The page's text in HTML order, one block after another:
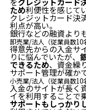
ため利便性を感じて
クレジットカード決
利点が高い。
銀行などの融資より
卸売業/法人（従業員数10
得意先からの入金サ
りに悩んでいたが、
できるため、資金繰
サポート管理が確か
小売業/法人（従業員数10
入金のサイトが長く
イを利用することで
サポートもしっかり